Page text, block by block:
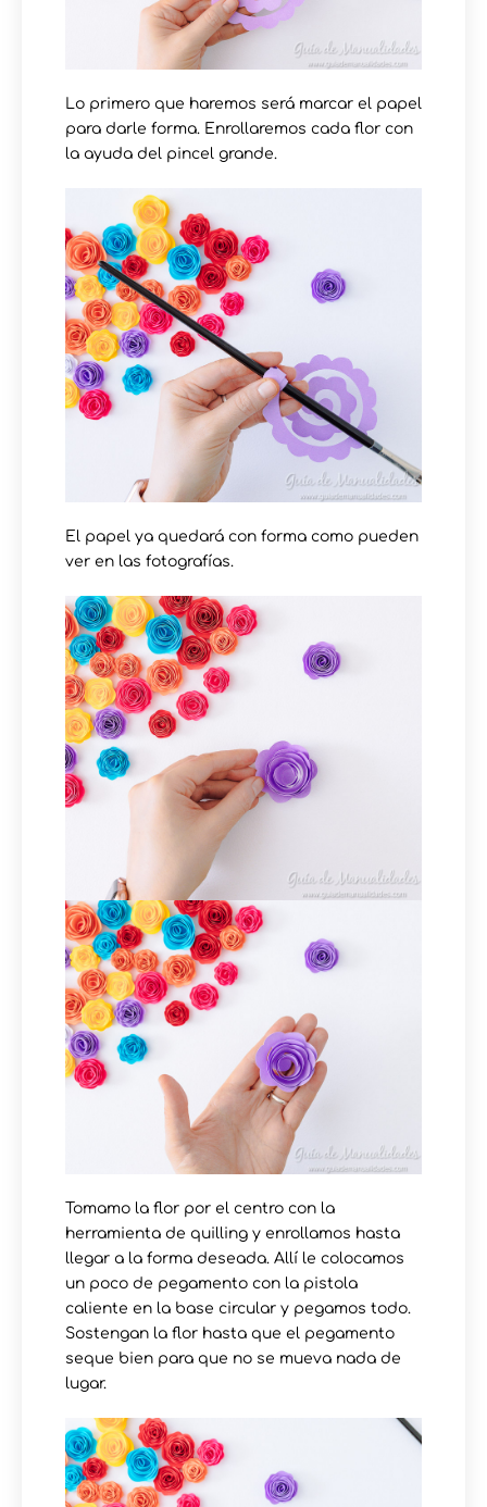
Lo primero que haremos será marcar el papel
para darle forma. Enrollaremos cada flor con
la ayuda del pincel grande.
El papel ya quedará con forma como pueden
ver en las fotografías.
Tomamo la flor por el centro con la
herramienta de quilling y enrollamos hasta
llegar a la forma deseada. Allí le colocamos
un poco de pegamento con la pistola
caliente en la base circular y pegamos todo.
Sostengan la flor hasta que el pegamento
seque bien para que no se mueva nada de
lugar.